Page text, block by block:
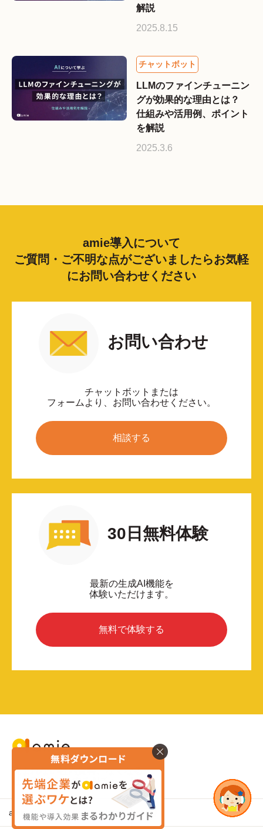
解説
2025.8.15
LLMのファインチューニン
グが効果的な理由とは？
仕組みや活用例、ポイント
を解説
2025.3.6
amie導入について
ご質問・ご不明な点がございましたらお気軽
にお問い合わせください
お問い合わせ
チャットボットまたは
フォームより、お問い合わせください。
相談する
30日無料体験
最新の生成AI機能を
体験いただけます。
無料で体験する
読まれない社内資料、なくなる
社内DXを加速するAIチャット
amie AI チャットボットとは FAQ